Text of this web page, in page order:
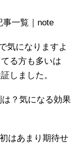
事一覧｜note
気になりますよ
る方も多いは
しました。
？気になる効果
はあまり期待せ